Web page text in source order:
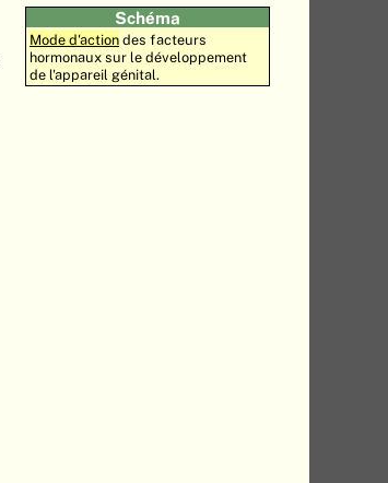
Schéma
Mode d'actiondes facteurs
hormonaux sur le développement
de l'appareil génital.